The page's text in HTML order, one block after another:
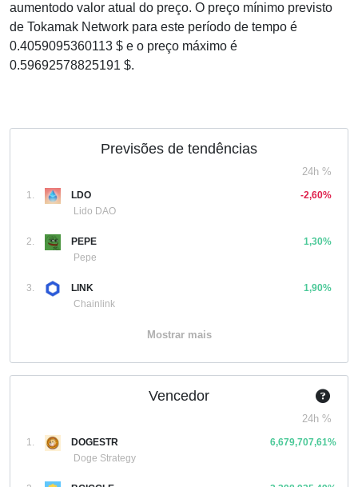
aumentodo valor atual do preço. O preço mínimo previsto
de Tokamak Network para este período de tempo é
0.4059095360113 $ e o preço máximo é
0.59692578825191 $.
Previsões de tendências
24h %
1.
LDO
Lido DAO
-2,60%
2.
PEPE
Pepe
1,30%
3.
LINK
Chainlink
1,90%
Mostrar mais
Vencedor
24h %
1.
DOGESTR
Doge Strategy
6,679,707,61%